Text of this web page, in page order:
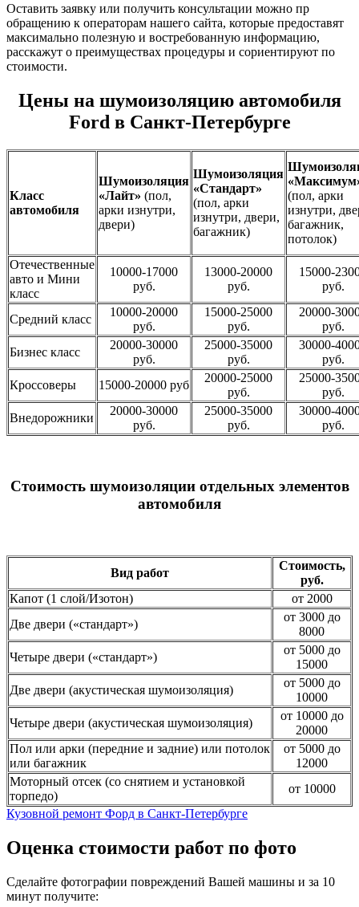
Оставить заявку или получить консультации можно пр
обращению к операторам нашего сайта, которые предоставят
максимально полезную и востребованную информацию,
расскажут о преимуществах процедуры и сориентируют по
стоимости.
Цены на шумоизоляцию автомобиля
Ford в Санкт-Петербурге
Класс
автомобиля
Шумоизоляция
«Лайт» (пол,
арки изнутри,
двери)
Шумоизоляция
«Стандарт»
(пол, арки
изнутри, двери,
багажник)
(пол, арки
изнутри,
багажник,
потолок)
Отечественные
авто и Мини
класс
10000-17000
руб.
13000-20000
руб.
15000-
руб.
Средний класс
10000-20000
руб.
15000-25000
руб.
20000-
руб.
Бизнес класс
20000-30000
руб.
25000-35000
руб.
30000-
руб.
Кроссоверы
15000-20000 руб
20000-25000
руб.
25000-
руб.
Внедорожники
20000-30000
руб.
25000-35000
руб.
30000-
руб.
Стоимость шумоизоляции отдельных элементов
автомобиля
Вид работ
Стоимость,
руб.
Капот (1 слой/Изотон)
от 2000
Две двери («стандарт»)
от 3000 до
8000
Четыре двери («стандарт»)
от 5000 до
15000
Две двери (акустическая шумоизоляция)
от 5000 до
10000
Четыре двери (акустическая шумоизоляция)
от 10000 до
20000
Пол или арки (передние и задние) или потолок
или багажник
от 5000 до
12000
Моторный отсек (со снятием и установкой
торпедо)
от 10000
Кузовной ремонт Форд в Санкт-Петербурге
Оценка стоимости работ по фото
Сделайте фотографии повреждений Вашей машины и за 10
минут получите: